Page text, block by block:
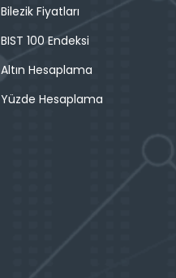
Bilezik Fiyatları
BIST 100 Endeksi
Altın Hesaplama
Yüzde Hesaplama